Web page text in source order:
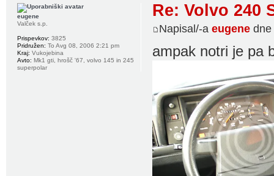
Re: Volvo 240
Napisal/-aeugene dne
ampak notri je pa
eugene
Valček s.p.
Prispevkov: 3825
Pridružen: To Avg 08, 2006 2:21 pm
Kraj: Vukojebina
Avto: Mk1 gti, hrošč '67, volvo 145 in 245
superpolar